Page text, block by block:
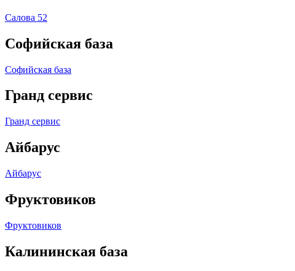
Салова 52
Софийская база
Софийская база
Гранд сервис
Гранд сервис
Айбарус
Айбарус
Фруктовиков
Фруктовиков
Калининская база